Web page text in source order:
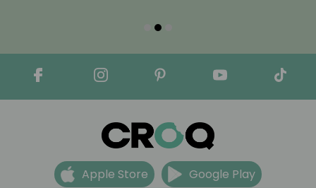
Apple Store Google Play